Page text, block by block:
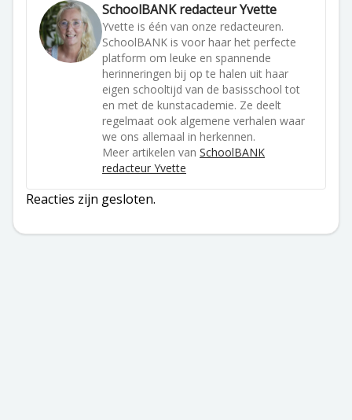
SchoolBANK redacteur Yvette
Yvette is één van onze redacteuren.
SchoolBANK is voor haar het perfecte
platform om leuke en spannende
herinneringen bij op te halen uit haar
eigen schooltijd van de basisschool tot
en met de kunstacademie. Ze deelt
regelmaat ook algemene verhalen waar
we ons allemaal in herkennen.
Meer artikelen van SchoolBANK
redacteur Yvette
Reacties zijn gesloten.